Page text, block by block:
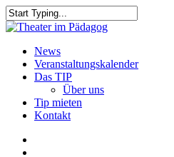
Skip
to
content
Close
search
Menu
News
Veranstaltungskalender
Das TIP
Über uns
Tip mieten
Kontakt